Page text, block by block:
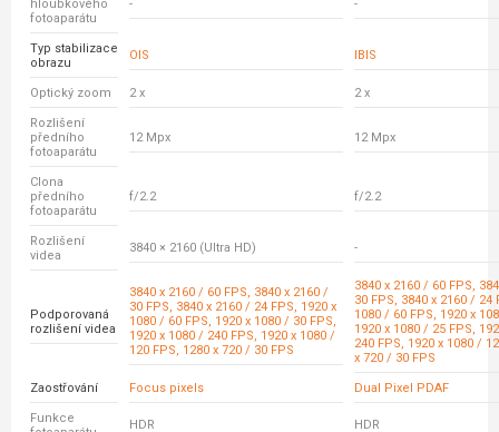
hloubkového
fotoaparátu
- -
Typ stabilizace
obrazu
OIS IBIS
Optický zoom 2 x 2 x
Rozlišení
předního
fotoaparátu
12 Mpx 12 Mpx
Clona
předního
fotoaparátu
f/2.2 f/2.2
Rozlišení
videa
3840 × 2160 (Ultra HD) -
Podporovaná
rozlišení videa
3840 x 2160 / 60 FPS, 3840 x 2160 /
30 FPS, 3840 x 2160 / 24 FPS, 1920 x
1080 / 60 FPS, 1920 x 1080 / 30 FPS,
1920 x 1080 / 240 FPS, 1920 x 1080 /
120 FPS, 1280 x 720 / 30 FPS
3840 x 2160 / 60 FPS,
30 FPS, 3840 x 2160 / 24
1080 / 60 FPS, 1920 x
1920 x 1080 / 25 FPS,
240 FPS, 1920 x 1080 /
x 720 / 30 FPS
Zaostřování Focus pixels Dual Pixel PDAF
Funkce
HDR HDR